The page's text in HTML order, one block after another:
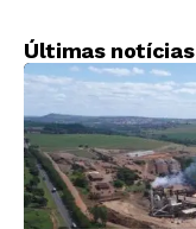
Últimas notícias